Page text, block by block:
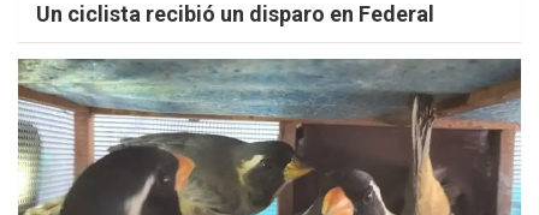
Un ciclista recibió un disparo en Federal